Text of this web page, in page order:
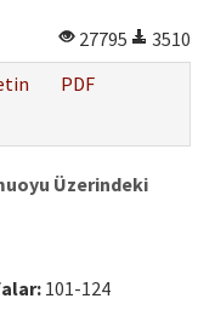
27795
3510
PDF
Üzerindeki
101-124